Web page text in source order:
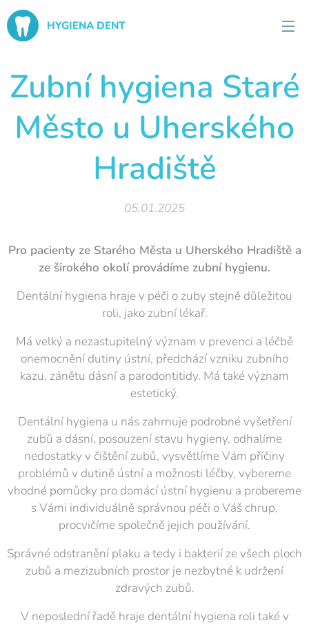
HYGIENA DENT
Zubní hygiena Staré
Město u Uherského
Hradiště
05.01.2025
Pro pacienty ze Starého Města u Uherského Hradiště a
ze širokého okolí provádíme zubní hygienu.
Dentální hygiena hraje v péči o zuby stejně důležitou
roli, jako zubní lékař.
Má velký a nezastupitelný význam v prevenci a léčbě
onemocnění dutiny ústní, předchází vzniku zubního
kazu, zánětu dásní a parodontitidy. Má také význam
estetický.
Dentální hygiena u nás zahrnuje podrobné vyšetření
zubů a dásní, posouzení stavu hygieny, odhalíme
nedostatky v čištění zubů, vysvětlíme Vám příčiny
problémů v dutině ústní a možnosti léčby, vybereme
vhodné pomůcky pro domácí ústní hygienu a probereme
s Vámi individuálně správnou péči o Váš chrup,
procvičíme společně jejich používání.
Správné odstranění plaku a tedy i bakterií ze všech ploch
zubů a mezizubních prostor je nezbytné k udržení
zdravých zubů.
V neposlední řadě hraje dentální hygiena roli také v